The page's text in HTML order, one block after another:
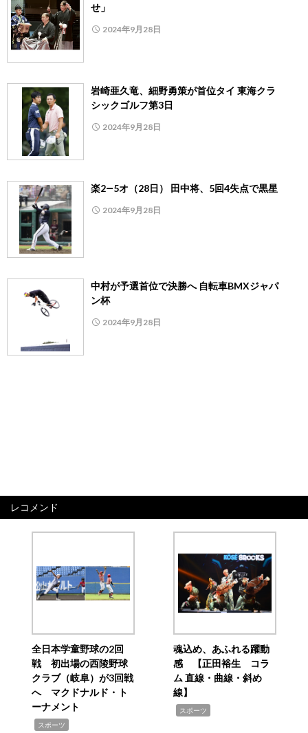
せ」
2024年9月28日
岩崎亜久竜、細野勇策が首位タイ 東海クラ
シックゴルフ第3日
2024年9月28日
楽2―5オ（28日） 田中将、5回4失点で黒星
2024年9月28日
中村が予選首位で決勝へ 自転車BMXジャパ
ン杯
2024年9月28日
レコメンド
全日本学童野球の2回
戦 初出場の西陵野球
クラブ（岐阜）が3回戦
へ マクドナルド・ト
ーナメント
スポーツ
魂込め、あふれる躍動
感 【正田裕生 コラ
ム 直線・曲線・斜め
線】
スポーツ